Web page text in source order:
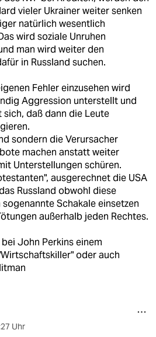
vieler Ukrainer weiter senken
natürlich wesentlich
wird soziale Unruhen
man wird weiter den
in Russland suchen.
Fehler einzusehen wird
Aggression unterstellt und
sich, daß dann die Leute
sondern die Verursacher
machen anstatt weiter
Unterstellungen schüren.
ausgerechnet die USA
Russland obwohl diese
Schakale einsetzen
außerhalb jeden Rechtes.
John Perkins einem
oder auch
Uhr